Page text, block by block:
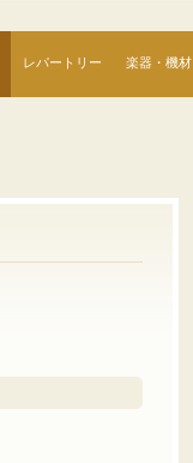
レパートリー 楽器・機材